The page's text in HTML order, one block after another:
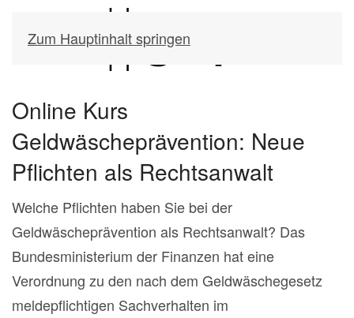
Zum Hauptinhalt springen
Online Kurs
Geldwäscheprävention: Neue
Pflichten als Rechtsanwalt
Welche Pflichten haben Sie bei der
Geldwäscheprävention als Rechtsanwalt? Das
Bundesministerium der Finanzen hat eine
Verordnung zu den nach dem Geldwäschegesetz
meldepflichtigen Sachverhalten im